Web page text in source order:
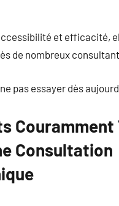
et efficacité,
de nombreux
pas essayer dès
Consultation